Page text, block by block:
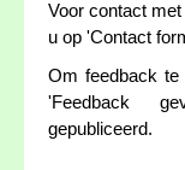
Voor contact
u op 'Contact
Om feedback
'Feedback
gepubliceerd.